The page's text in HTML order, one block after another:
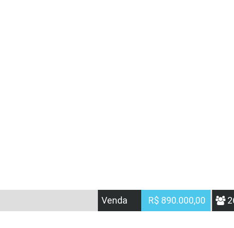
Venda R$ 890.000,00